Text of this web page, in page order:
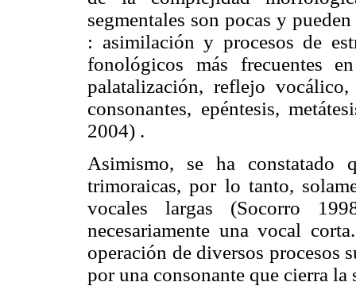
segmentales son pocas y
: asimilación y procesos de
fonológicos más frecuentes
palatalización, reflejo
consonantes, epéntesis,
2004) .
Asimismo, se ha constatado
trimoraicas, por lo tanto,
vocales largas (Socorro
necesariamente una vocal
operación de diversos procesos
por una consonante que cierra